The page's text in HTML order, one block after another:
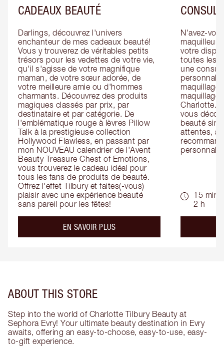
CADEAUX BEAUTÉ
Darlings, découvrez l'univers
enchanteur de mes cadeaux beauté!
Vous y trouverez de véritables petits
trésors pour les vedettes de votre vie,
qu'il s'agisse de votre magnifique
maman, de votre sœur adorée, de
votre meilleure amie ou d'hommes
charmants. Découvrez des produits
magiques classés par prix, par
destinataire et par catégorie. De
l'emblématique rouge à lèvres Pillow
Talk à la prestigieuse collection
Hollywood Flawless, en passant par
mon NOUVEAU calendrier de l'Avent
Beauty Treasure Chest of Emotions,
vous trouverez le cadeau idéal pour
tous les fans de produits de beauté.
Offrez l'effet Tilbury et faites(-vous)
plaisir avec une expérience beauté
sans pareil pour les fêtes!
EN SAVOIR PLUSabout the
N'avez-
maquilleur
votre
toutes les
une
maquillage
maquillage
Charlotte.
vous
beauté
attentes,
15 min -
2 h
ABOUT THIS STORE
Step into the world of Charlotte Tilbury Beauty at
Sephora Evry! Your ultimate beauty destination in Evry
awaits, offering an easy-to-choose, easy-to-use, easy-
to-gift experience.